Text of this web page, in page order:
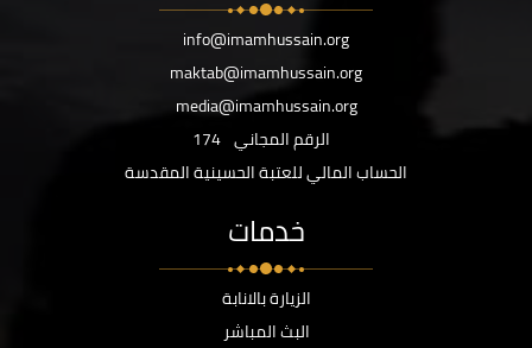
info@imamhussain.org
maktab@imamhussain.org
media@imamhussain.org
الرقم المجاني 174
الحساب المالي للعتبة الحسينية المقدسة
خدمات
الزيارة بالانابة
البث المباشر